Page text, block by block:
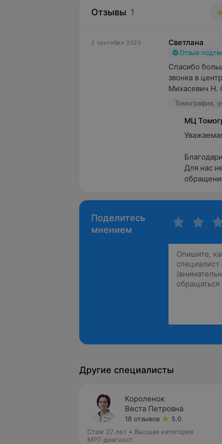
Отзывы 1
2 сентября 2025 Светлана
Отзыв
Спасибо
звонка в
Михасевич Н.
Томография,
МЦ
Для нас
Поделитесь
мнением
Другие специалисты
Короленок
Веста Петровна
18 отзывов
5.0
Стаж 27 лет • Высшая категория
МРТ-диагност